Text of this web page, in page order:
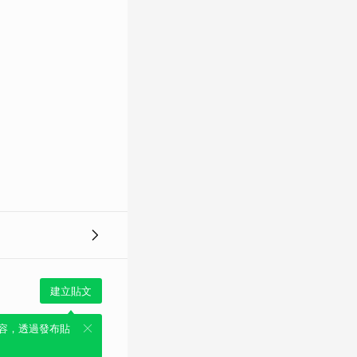
建立貼文
，透過發布貼